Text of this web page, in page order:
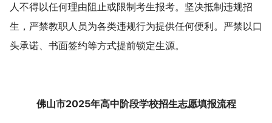
人不得以任何理由阻止或限制考生报考。坚决抵制违规招
生，严禁教职人员为各类违规行为提供任何便利。严禁以口
头承诺、书面签约等方式提前锁定生源。
佛山市2025年高中阶段学校招生志愿填报流程